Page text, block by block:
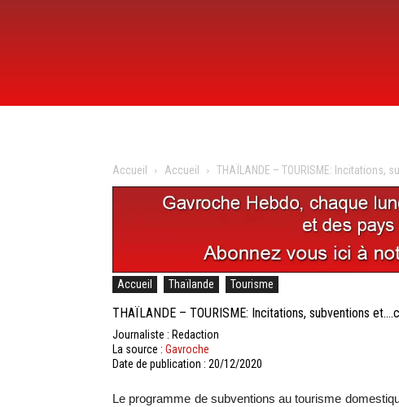
Accueil Accueil THAÏLANDE – TOURISME: Incitations,
Accueil Thaïlande Tourisme
THAÏLANDE – TOURISME: Incitations, subventions
Journaliste : Redaction
La source : Gavroche
Date de publication : 20/12/2020
Le programme de subventions au tourisme